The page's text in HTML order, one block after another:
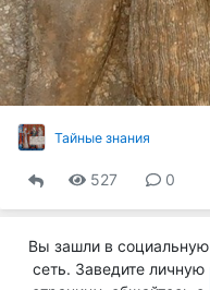
Тайные знания
527 0
Вы зашли в социальную
сеть. Заведите личную